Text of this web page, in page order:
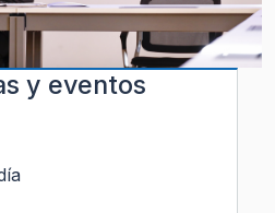
y eventos